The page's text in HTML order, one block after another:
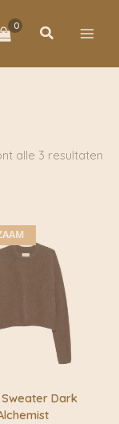
Zoeken
alle 3 resultaten
Dark